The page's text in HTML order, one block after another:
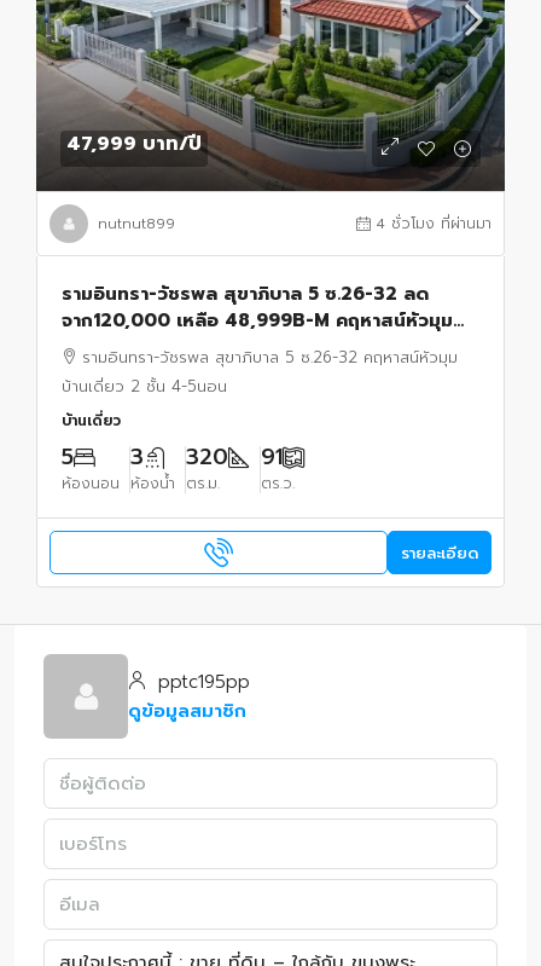
47,999 บาท/ปี
nutnut899 4 ชั่วโมง ที่ผ่านมา
รามอินทรา-วัชรพล สุขาภิบาล 5 ซ.26-32 ลด
จาก120,000 เหลือ 48,999B-M คฤหาสน์หัวมุม
บ้านเดี่ยว 2 ชั้น 4-5นอน 3 น้ำ 91ตร.ว. พร้อม
เฟอร์ฯบิวท์อิน
รามอินทรา-วัชรพล สุขาภิบาล 5 ซ.26-32 คฤหาสน์หัวมุม
บ้านเดี่ยว 2 ชั้น 4-5นอน
บ้านเดี่ยว
5
ห้องนอน
3
ห้องน้ำ
320
ตร.ม.
91
ตร.ว.
รายละเอียด
pptc195pp
ดูข้อมูลสมาชิก